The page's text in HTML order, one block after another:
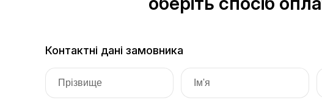
Контактні дані замовника